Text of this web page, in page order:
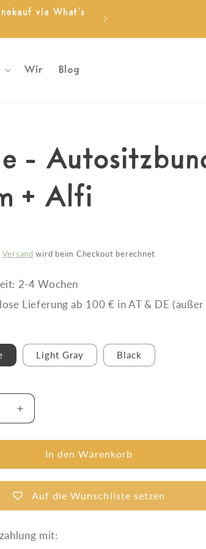
via What's
Wir Blog
-
+ Alfi
Versand wird beim Checkout berechnet
2-4 Wochen
Lieferung ab 100 € in AT & DE (außer
Light Gray Black
Erhöhe
die
Menge
Thule
-
Autositzbundle
Maple
Elm
In den Warenkorb
Auf die Wunschliste setzen
mit: